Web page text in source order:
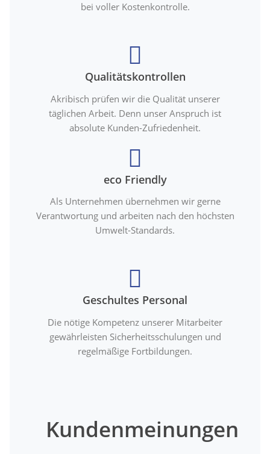
bei voller Kostenkontrolle.
Qualitätskontrollen
Akribisch prüfen wir die Qualität unserer
täglichen Arbeit. Denn unser Anspruch ist
absolute Kunden-Zufriedenheit.
eco Friendly
Als Unternehmen übernehmen wir gerne
Verantwortung und arbeiten nach den höchsten
Umwelt-Standards.
Geschultes Personal
Die nötige Kompetenz unserer Mitarbeiter
gewährleisten Sicherheitsschulungen und
regelmäßige Fortbildungen.
Kundenmeinungen